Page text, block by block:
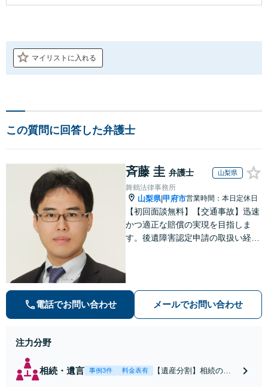
マイリストに入れる
この質問に回答した弁護士
斉藤 圭 弁護士 山梨県
舞鶴法律事務所
山梨県|甲府市営業時間：本日定休日
【初回面談無料】【交通事故】迅速
かつ適正な賠償の実現を目指しま
す。後遺障害認定申請の取扱い経験
ださい。なお、個室での相談対応も
可能です。
電話でお問い合わせ メールでお問い合わせ
注力分野
相続・遺言 事例3件 料金表有
【遺産分割】相続の疑